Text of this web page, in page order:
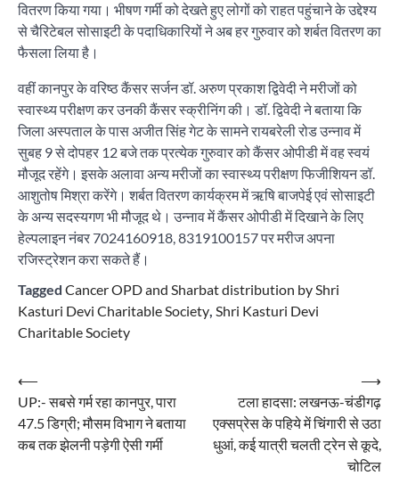
वितरण किया गया। भीषण गर्मी को देखते हुए लोगों को राहत पहुंचाने के उद्देश्य
से चैरिटेबल सोसाइटी के पदाधिकारियों ने अब हर गुरुवार को शर्बत वितरण का
फैसला लिया है।
वहीं कानपुर के वरिष्ठ कैंसर सर्जन डॉ. अरुण प्रकाश द्विवेदी ने मरीजों को
स्वास्थ्य परीक्षण कर उनकी कैंसर स्क्रीनिंग की। डॉ. द्विवेदी ने बताया कि
जिला अस्पताल के पास अजीत सिंह गेट के सामने रायबरेली रोड उन्नाव में
सुबह 9 से दोपहर 12 बजे तक प्रत्येक गुरुवार को कैंसर ओपीडी में वह स्वयं
मौजूद रहेंगे। इसके अलावा अन्य मरीजों का स्वास्थ्य परीक्षण फिजीशियन डॉ.
आशुतोष मिश्रा करेंगे। शर्बत वितरण कार्यक्रम में ऋषि बाजपेई एवं सोसाइटी
के अन्य सदस्यगण भी मौजूद थे। उन्नाव में कैंसर ओपीडी में दिखाने के लिए
हेल्पलाइन नंबर 7024160918, 8319100157 पर मरीज अपना
रजिस्ट्रेशन करा सकते हैं।
Tagged Cancer OPD and Sharbat distribution by Shri
Kasturi Devi Charitable Society, Shri Kasturi Devi
Charitable Society
Post
navigation
⟵
UP:- सबसे गर्म रहा कानपुर, पारा
47.5 डिग्री; मौसम विभाग ने बताया
कब तक झेलनी पड़ेगी ऐसी गर्मी
टला हादसा: लखनऊ-चंडीगढ़
एक्सप्रेस के पहिये में चिंगारी से उठा
धुआं, कई यात्री चलती ट्रेन से कूदे,
चोटिल
⟶